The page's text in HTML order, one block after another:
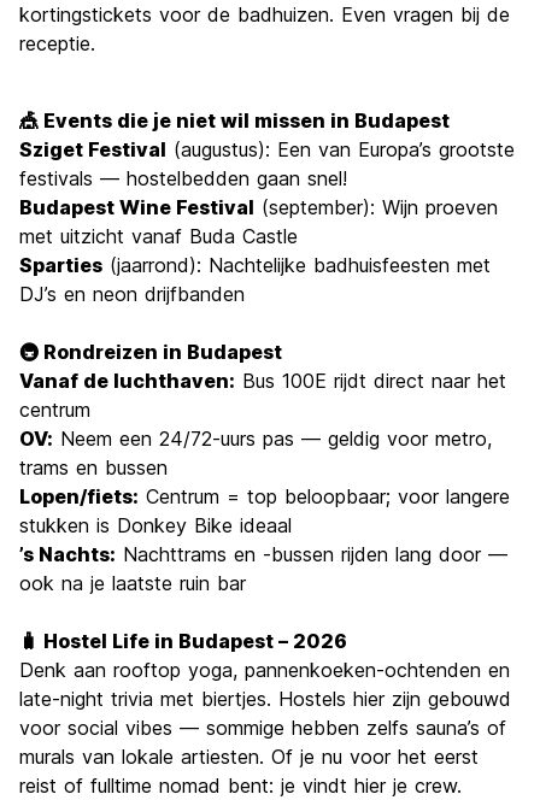
kortingstickets voor de badhuizen. Even vragen bij de
receptie.
🎪 Events die je niet wil missen in Budapest
Sziget Festival (augustus): Een van Europa’s grootste
festivals — hostelbedden gaan snel!
Budapest Wine Festival (september): Wijn proeven
met uitzicht vanaf Buda Castle
Sparties (jaarrond): Nachtelijke badhuisfeesten met
DJ’s en neon drijfbanden
🚇 Rondreizen in Budapest
Vanaf de luchthaven: Bus 100E rijdt direct naar het
centrum
OV: Neem een 24/72-uurs pas — geldig voor metro,
trams en bussen
Lopen/fiets: Centrum = top beloopbaar; voor langere
stukken is Donkey Bike ideaal
’s Nachts: Nachttrams en -bussen rijden lang door —
ook na je laatste ruin bar
🧳 Hostel Life in Budapest – 2026
Denk aan rooftop yoga, pannenkoeken-ochtenden en
late-night trivia met biertjes. Hostels hier zijn gebouwd
voor social vibes — sommige hebben zelfs sauna’s of
murals van lokale artiesten. Of je nu voor het eerst
reist of fulltime nomad bent: je vindt hier je crew.